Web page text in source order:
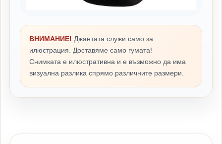
ВНИМАНИЕ! Джантата служи само за
илюстрация. Доставяме само гумата!
Снимката е илюстративна и е възможно да има
визуална разлика спрямо различните размери.